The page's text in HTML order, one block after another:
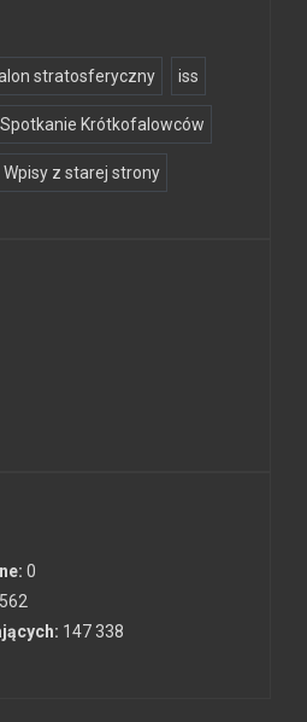
stratosferyczny iss
Spotkanie Krótkofalowców
Wpisy z starej strony
0
147 338